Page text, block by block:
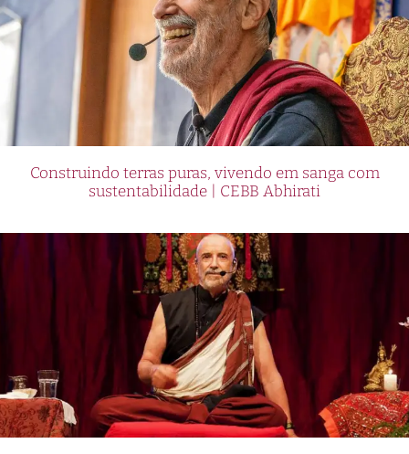
Construindo terras puras, vivendo em sanga com
sustentabilidade | CEBB Abhirati